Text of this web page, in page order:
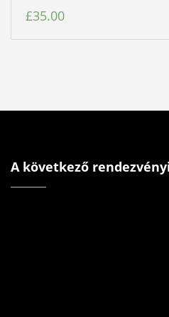
£35.00
A következő